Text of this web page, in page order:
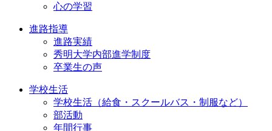
心の学習
進路指導
進路実績
秀明大学内部進学制度
卒業生の声
学校生活
学校生活（給食・スクールバス・制服など）
部活動
年間行事